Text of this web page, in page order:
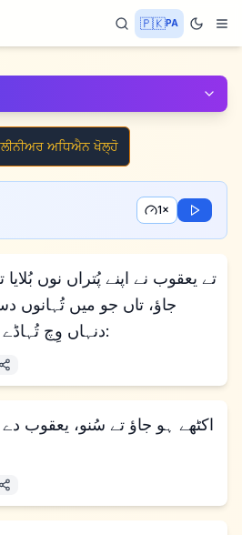
🇵🇰PA
ਅਧਿਐਨ ਖੋਲ੍ਹੋ
1×
تے یعقوب نے اپنے پُتراں نوں بُلایا
جاؤ، تاں جو میں
دنہاں وِچ تُہاڈے نال کیہہ ہووے گا: